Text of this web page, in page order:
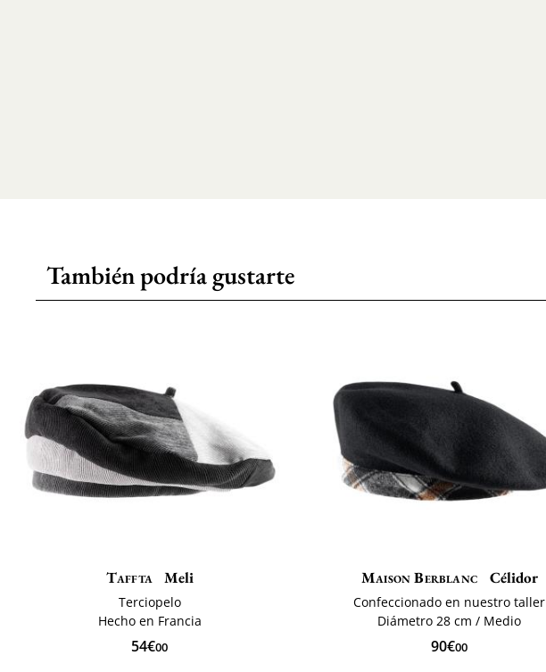
También podría gustarte
Taffta Meli
Terciopelo
Hecho en Francia
54€00
Maison Berblanc Célidor
Confeccionado en nuestro taller
Diámetro 28 cm / Medio
90€00